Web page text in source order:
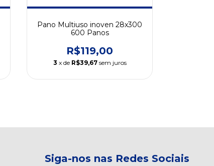
Pano Multiuso inoven 28x300
600 Panos
R$119,00
3 x de R$39,67 sem juros
Siga-nos nas Redes Sociais